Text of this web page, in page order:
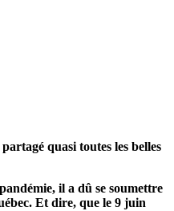
partagé quasi toutes les belles
il a dû se soumettre
Et dire, que le 9 juin